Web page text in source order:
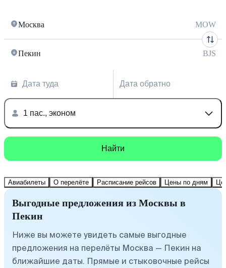
Москва MOW
Пекин BJS
Дата туда Дата обратно
1 пас., эконом
Найти
Авиабилеты О перелёте Расписание рейсов Цены по дням
Выгодные предложения из Москвы в
Пекин
Ниже вы можете увидеть самые выгодные
предложения на перелёты Москва — Пекин на
ближайшие даты. Прямые и стыковочные рейсы